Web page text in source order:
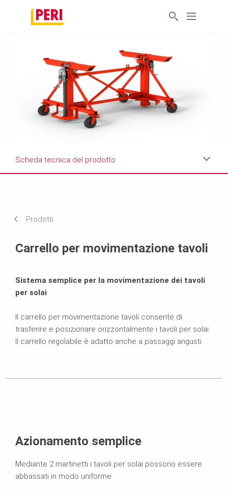
Scheda tecnica del prodotto
Prodotti
Carrello per movimentazione tavoli
Sistema semplice per la movimentazione dei tavoli
per solai
Il carrello per movimentazione tavoli consente di
trasferire e posizionare orizzontalmente i tavoli per solai.
Il carrello regolabile è adatto anche a passaggi angusti.
Azionamento semplice
Mediante 2 martinetti i tavoli per solai possono essere
abbassati in modo uniforme